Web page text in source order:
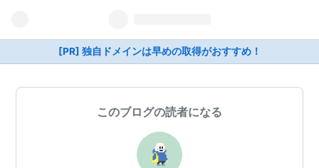
[PR] 独自ドメインは早めの取得がおすすめ！
このブログの読者になる